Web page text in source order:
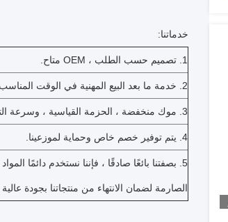
خدماتنا:
1. تصميم حسب الطلب ، OEM متاح.
2. خدمة ما بعد البيع المهنية في الوقت المناسب.
3. موك منخفضة ، الحزمة القياسية ، وسرعة التسليم.
4. يتم توفير خصم خاص وحماية لموزعينا.
5. بصفتنا بائعًا صادقًا ، فإننا نستخدم دائمًا
الصارمة لضمان الانتهاء من منتجاتنا بجودة